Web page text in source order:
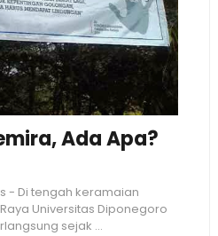
Ada Apa?
- Di tengah keramaian
Universitas Diponegoro
sejak ...